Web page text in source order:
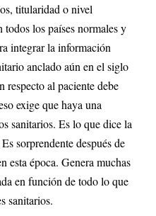
titularidad o nivel
todos los países normales y
integrar la información
anclado aún en el siglo
al paciente debe
exige que haya una
sanitarios. Es lo que dice la
sorprendente después de
esta época. Genera muchas
en función de todo lo que
sanitarios.